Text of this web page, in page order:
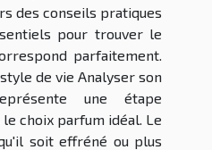
des conseils pratiques
pour trouver le
parfaitement.
de vie Analyser son
une étape
choix parfum idéal. Le
soit effréné ou plus